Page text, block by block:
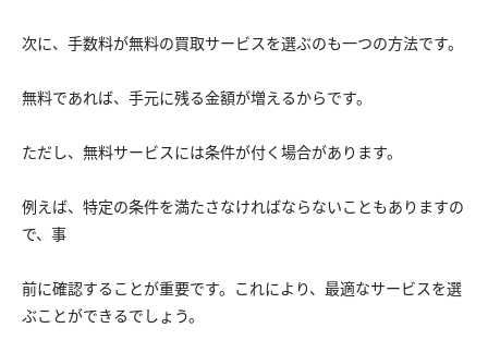
次に、手数料が無料の買取サービスを選ぶのも一つの方法です。
無料であれば、手元に残る金額が増えるからです。
ただし、無料サービスには条件が付く場合があります。
例えば、特定の条件を満たさなければならないこともありますの
で、事
前に確認することが重要です。これにより、最適なサービスを選
ぶことができるでしょう。